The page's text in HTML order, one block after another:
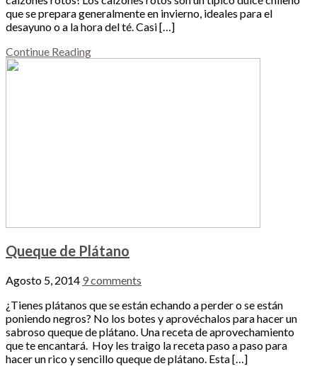
que se prepara generalmente en invierno, ideales para el
desayuno o a la hora del té. Casi […]
Continue Reading
Queque de Plátano
Agosto 5, 2014 9 comments
¿Tienes plátanos que se están echando a perder o se están
poniendo negros? No los botes y aprovéchalos para hacer un
sabroso queque de plátano. Una receta de aprovechamiento
que te encantará. Hoy les traigo la receta paso a paso para
hacer un rico y sencillo queque de plátano. Esta […]